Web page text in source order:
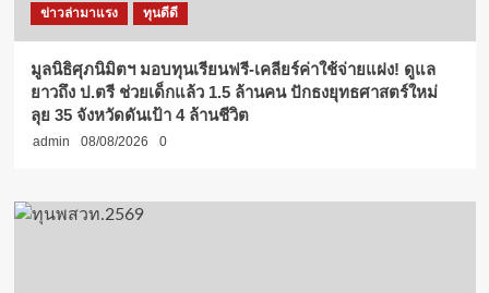
ข่าวล่ามาแรง ทุนดีดี
มูลนิธิศุภนิมิตฯ มอบทุนเรียนฟรี-เคลียร์ค่าใช้จ่ายแฝง! ดูแล
ยาวถึง ป.ตรี ช่วยเด็กแล้ว 1.5 ล้านคน ปักธงยุทธศาสตร์ใหม่
ลุย 35 จังหวัดดันเป้า 4 ล้านชีวิต
admin 08/08/2026 0